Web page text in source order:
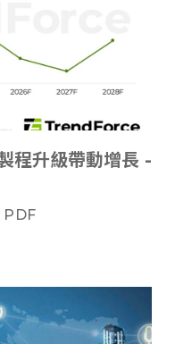
程升級帶動增長 -
PDF